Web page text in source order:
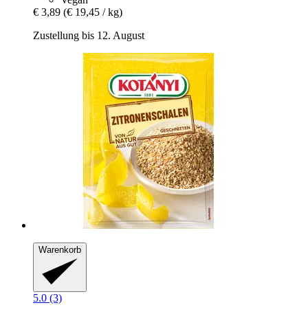
€ 3,89 (€ 19,45 / kg)
Zustellung bis 12. August
Warenkorb
5.0 (3)